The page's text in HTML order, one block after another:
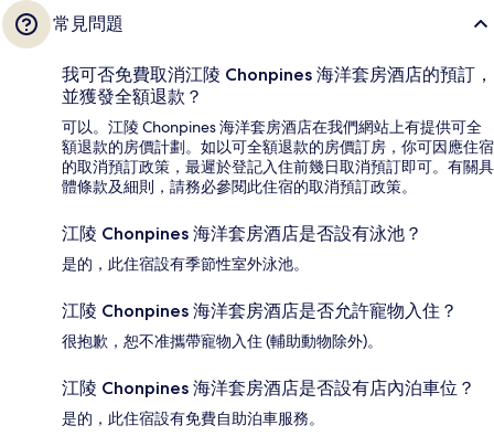
常見問題
我可否免費取消江陵 Chonpines 海洋套房酒店的預訂，
並獲發全額退款？
可以。江陵 Chonpines 海洋套房酒店在我們網站上有提供可全
額退款的房價計劃。如以可全額退款的房價訂房，你可因應住宿
的取消預訂政策，最遲於登記入住前幾日取消預訂即可。有關具
體條款及細則，請務必參閱此住宿的取消預訂政策。
江陵 Chonpines 海洋套房酒店是否設有泳池？
是的，此住宿設有季節性室外泳池。
江陵 Chonpines 海洋套房酒店是否允許寵物入住？
很抱歉，恕不准攜帶寵物入住 (輔助動物除外)。
江陵 Chonpines 海洋套房酒店是否設有店內泊車位？
是的，此住宿設有免費自助泊車服務。